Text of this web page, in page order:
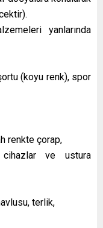
yanlarında
(koyu renk), spor
renkte çorap,
ve ustura
terlik,